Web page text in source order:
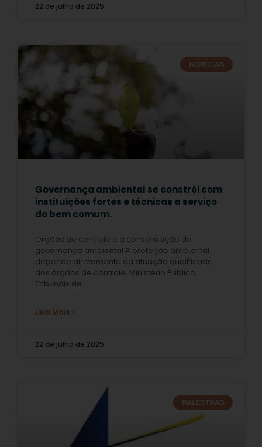
22 de julho de 2025
NOTÍCIAS
Governança ambiental se constrói com
instituições fortes e técnicas a serviço
do bem comum.
Órgãos de controle e a consolidação da
governança ambiental A proteção ambiental
depende diretamente da atuação qualificada
dos órgãos de controle. Ministério Público,
Tribunais de
Leia Mais »
22 de julho de 2025
PALESTRAS